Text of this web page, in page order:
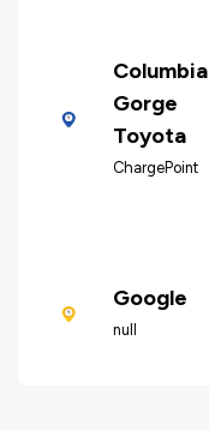
Columbia
Gorge
Toyota
ChargePoint
Google
null